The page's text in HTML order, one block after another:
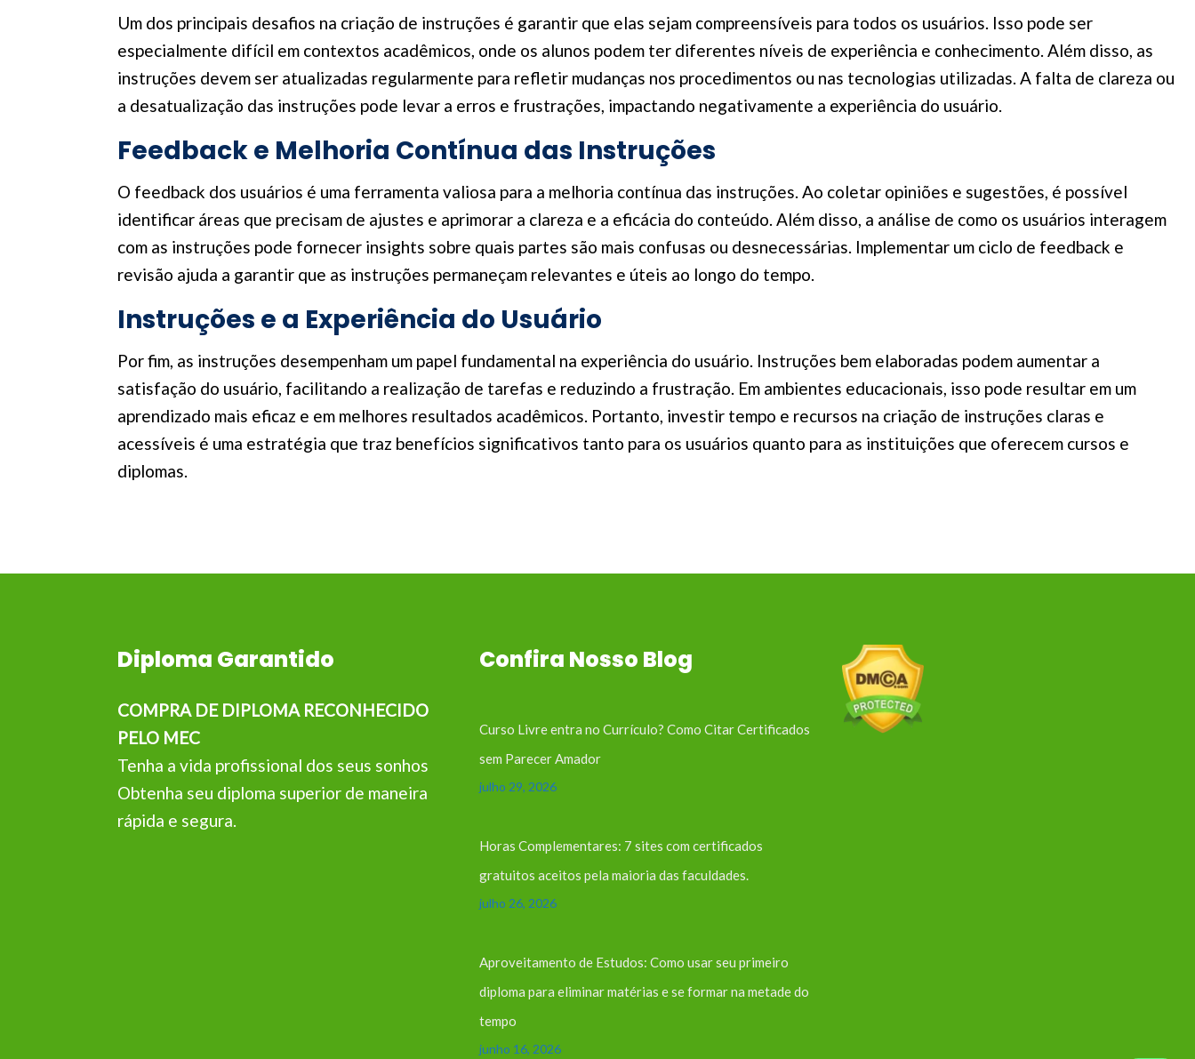
Um dos principais desafios na criação de instruções é garantir que elas sejam compreensíveis para todos os usuários. Isso pode ser
especialmente difícil em contextos acadêmicos, onde os alunos podem ter diferentes níveis de experiência e conhecimento. Além disso, as
instruções devem ser atualizadas regularmente para refletir mudanças nos procedimentos ou nas tecnologias utilizadas. A falta de clareza ou
a desatualização das instruções pode levar a erros e frustrações, impactando negativamente a experiência do usuário.
Feedback e Melhoria Contínua das Instruções
O feedback dos usuários é uma ferramenta valiosa para a melhoria contínua das instruções. Ao coletar opiniões e sugestões, é possível
identificar áreas que precisam de ajustes e aprimorar a clareza e a eficácia do conteúdo. Além disso, a análise de como os usuários interagem
com as instruções pode fornecer insights sobre quais partes são mais confusas ou desnecessárias. Implementar um ciclo de feedback e
revisão ajuda a garantir que as instruções permaneçam relevantes e úteis ao longo do tempo.
Instruções e a Experiência do Usuário
Por fim, as instruções desempenham um papel fundamental na experiência do usuário. Instruções bem elaboradas podem aumentar a
satisfação do usuário, facilitando a realização de tarefas e reduzindo a frustração. Em ambientes educacionais, isso pode resultar em um
aprendizado mais eficaz e em melhores resultados acadêmicos. Portanto, investir tempo e recursos na criação de instruções claras e
acessíveis é uma estratégia que traz benefícios significativos tanto para os usuários quanto para as instituições que oferecem cursos e
diplomas.
Diploma Garantido
COMPRA DE DIPLOMA RECONHECIDO
PELO MEC
Tenha a vida profissional dos seus sonhos
Obtenha seu diploma superior de maneira
rápida e segura.
Confira Nosso Blog
Curso Livre entra no Currículo? Como Citar Certificados
sem Parecer Amador
julho 29, 2026
Horas Complementares: 7 sites com certificados
gratuitos aceitos pela maioria das faculdades.
julho 26, 2026
Aproveitamento de Estudos: Como usar seu primeiro
diploma para eliminar matérias e se formar na metade do
tempo
junho 16, 2026